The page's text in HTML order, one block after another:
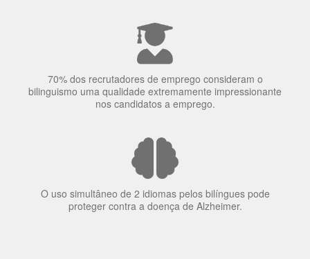
elas veem o mundo
70% dos recrutadores de emprego consideram o
nos candidatos a emprego.